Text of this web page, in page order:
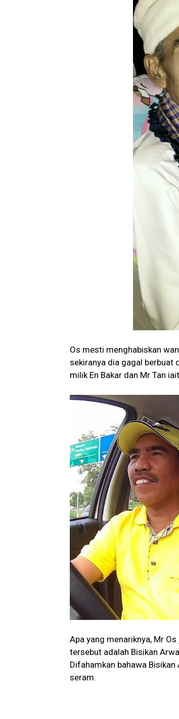
Os mesti menghabiskan
sekiranya dia gagal berbuat
milik En Bakar dan Mr Tan
Apa yang menariknya, Mr
tersebut adalah Bisikan
Difahamkan bahawa
seram.